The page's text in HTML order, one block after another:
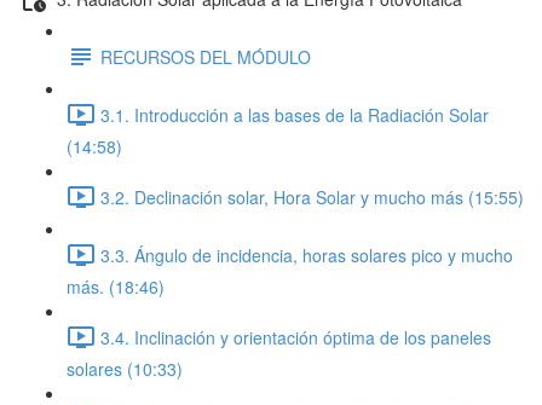
RECURSOS DEL MÓDULO
3.1. Introducción a las bases de la Radiación Solar
(14:58)
3.2. Declinación solar, Hora Solar y mucho más (15:55)
3.3. Ángulo de incidencia, horas solares pico y mucho
más. (18:46)
3.4. Inclinación y orientación óptima de los paneles
solares (10:33)